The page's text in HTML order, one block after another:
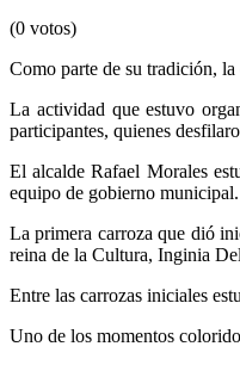
(0 votos)
Como parte de su tradición,
La actividad que estuvo
participantes, quienes
El alcalde Rafael Morales
equipo de gobierno municipal.
La primera carroza que dió
reina de la Cultura, Inginia
Entre las carrozas iniciales
Uno de los momentos